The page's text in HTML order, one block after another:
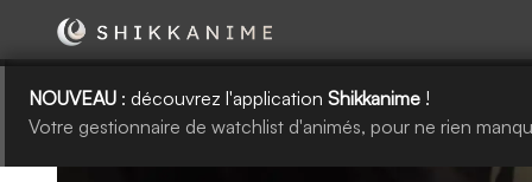
NOUVEAU : découvrez l'application Shikkanime !
Votre gestionnaire de watchlist d'animés, pour ne rien